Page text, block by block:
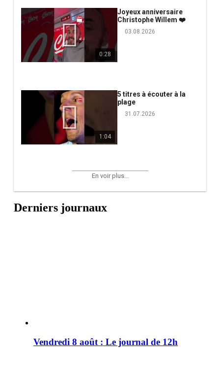
0:28
Joyeux anniversaire
Christophe Willem ❤️
03.08.2026
1:04
5 titres à écouter à la
plage
31.07.2026
En voir plus...
Derniers journaux
Vendredi 8 août : Le journal de 12h